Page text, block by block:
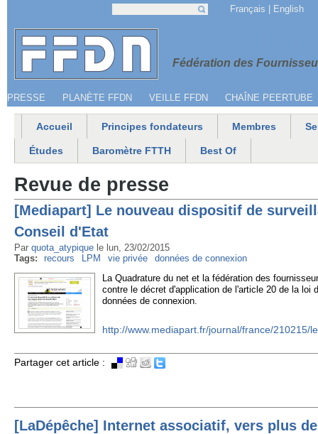
Jump to navigation
Fédération des
Menu secondaire
PRESSE PLANÈTE FFDN VEILLE FFDN CHAÎNE PEERTUBE
Français English
Menu principal
Accueil Principes fondateurs Membres
Études Baromètre FTTH Best Of
Revue de presse
[Mediapart] Le nouveau dispositif de
Conseil d'Etat
Par quota_atypique le lun, 23/02/2015
Tags:
recours LPM vie privée
données de connexion
La Quadrature du net et la fédération des
contre le décret d'application de l'article 20 de la loi
données de connexion.
http://www.mediapart.fr/journal/france/
Partager cet article :
[LaDépêche] Internet associatif, vers plus